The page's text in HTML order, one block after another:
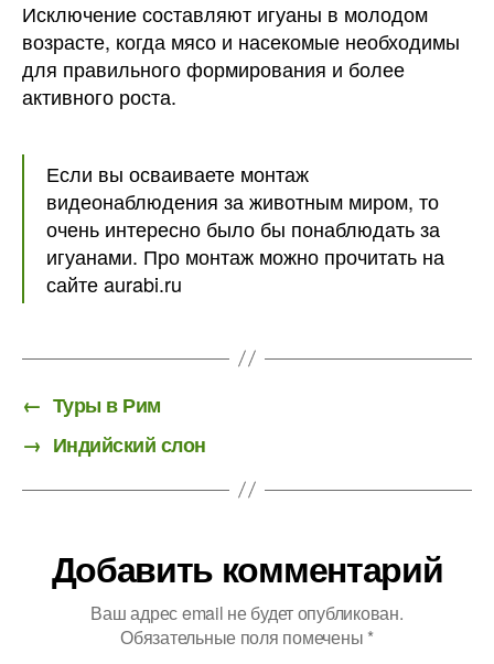
Исключение составляют игуаны в молодом
возрасте, когда мясо и насекомые необходимы
для правильного формирования и более
активного роста.
Если вы осваиваете монтаж
видеонаблюдения за животным миром, то
очень интересно было бы понаблюдать за
игуанами. Про монтаж можно прочитать на
сайте aurabi.ru
← Туры в Рим
→ Индийский слон
Добавить комментарий
Ваш адрес email не будет опубликован.
Обязательные поля помечены *